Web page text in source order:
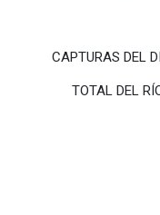
CAPTURAS DEL
TOTAL DEL